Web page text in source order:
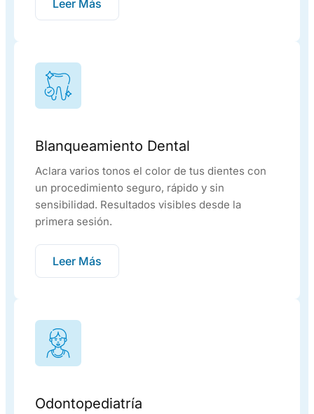
Leer Más
Blanqueamiento Dental
Aclara varios tonos el color de tus dientes con
un procedimiento seguro, rápido y sin
sensibilidad. Resultados visibles desde la
primera sesión.
Leer Más
Odontopediatría